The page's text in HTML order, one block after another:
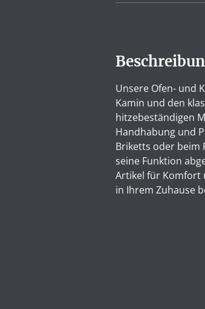
Unsere Ofen- und
Kamin und den
hitzebeständigen
Handhabung und
Briketts oder beim
seine Funktion
Artikel für Komfort
in Ihrem Zuhause